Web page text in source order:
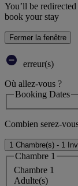
You’ll be
book your stay
Fermer la fenêtre
erreur(s)
Où allez-vous ?
Booking Dates
Combien serez-
1 Chambre(s) - 1
Chambre 1
Chambre 1
Adulte(s)